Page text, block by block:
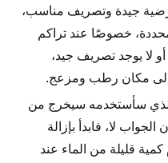
أرضية جيدة وتصريف مناسب،
خصوصًا عند تراكم
أو لا يوجد تصريف جيد،
إلى مكان رطب ومزعج.
سأستخدمه سيخرج من
لا، فابدأ بإزالة
قليلة من الماء عند